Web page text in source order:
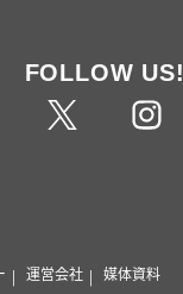
FOLLOW US!
運営会社 媒体資料